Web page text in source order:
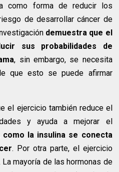
como forma de reducir los
de desarrollar cáncer de
demuestra que el
sus probabilidades de
, sin embargo, se necesita
que esto se puede afirmar
el ejercicio también reduce el
y ayuda a mejorar el
como la insulina se conecta
. Por otra parte, el ejercicio
mayoría de las hormonas de